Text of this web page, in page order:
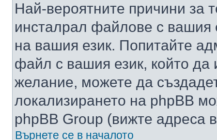
Най-вероятните причини за
инсталрал файлове с вашия
на вашия език. Попитайте
файл с вашия език, който да
желание, можете да
локализирането на phpBB
phpBB Group (вижте адреса
Върнете се в началото